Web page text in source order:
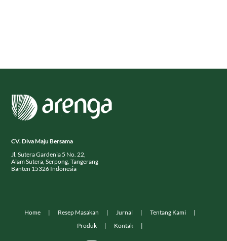
CV. Diva Maju Bersama
Jl. Sutera Gardenia 5 No. 22,
Alam Sutera, Serpong, Tangerang
Banten 15326 Indonesia
Home Resep Masakan Jurnal
Tentang Kami
Produk
Kontak